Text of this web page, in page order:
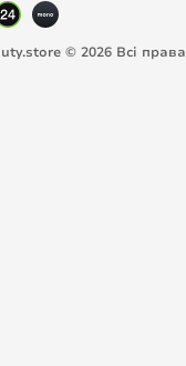
© 2026 Всі права